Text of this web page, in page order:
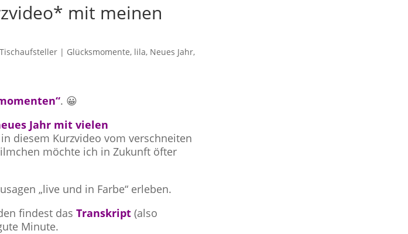
mit meinen
| Glücksmomente, lila, Neues Jahr,
. 😀
Jahr mit vielen
in diesem Kurzvideo vom verschneiten
möchte ich in Zukunft öfter
„live und in Farbe“ erleben.
findest dasTranskript (also
Minute.